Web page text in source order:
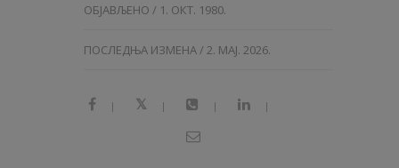
ОБЈАВЉЕНО / 1. ОКТ. 1980.
ПОСЛЕДЊА ИЗМЕНА / 2. МАЈ. 2026.
| | | |